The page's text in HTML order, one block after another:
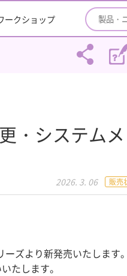
ークショップ
・システムメ
2026. 3. 06 販売
ズより新発売いたします。
たします。